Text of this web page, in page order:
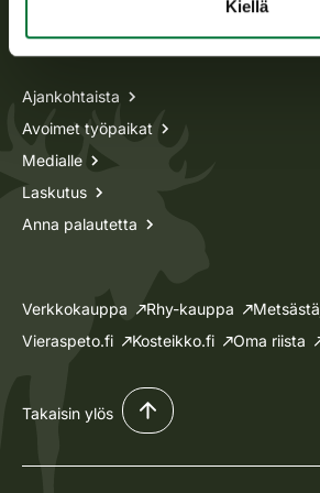
Kiellä
Tietoa meistä
Ajankohtaista
Avoimet työpaikat
Medialle
Laskutus
Anna palautetta
Verkkokauppa Rhy-kauppa
Vieraspeto.fi
Kosteikko.fi Oma riista
Takaisin ylös